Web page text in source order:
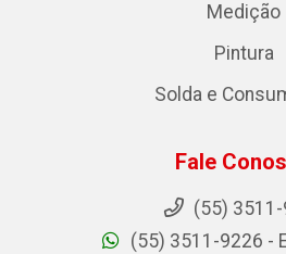
Medição
Pintura
Solda e
Fale
(55)
(55) 3511-9226 -